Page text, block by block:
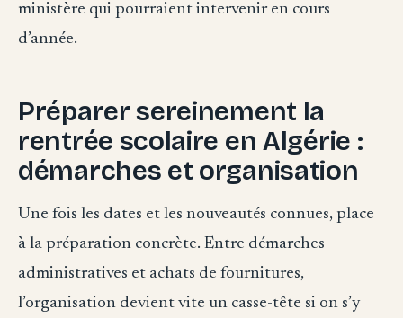
ministère qui pourraient intervenir en cours
d’année.
Préparer sereinement la
rentrée scolaire en Algérie :
démarches et organisation
Une fois les dates et les nouveautés connues, place
à la préparation concrète. Entre démarches
administratives et achats de fournitures,
l’organisation devient vite un casse-tête si on s’y